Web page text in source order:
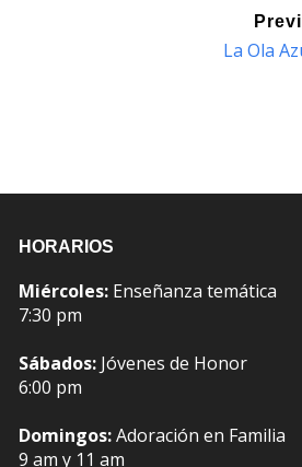
La Ola
HORARIOS
Miércoles: Enseñanza temática
7:30 pm
Sábados: Jóvenes de Honor
6:00 pm
Domingos:Adoración en Familia
9 am y 11 am